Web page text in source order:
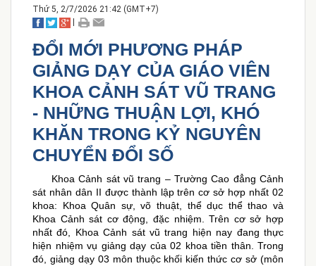
Thứ 5, 2/7/2026 21:42 (GMT+7)
ĐỔI MỚI PHƯƠNG PHÁP
GIẢNG DẠY CỦA GIÁO VIÊN
KHOA CẢNH SÁT VŨ TRANG
- NHỮNG THUẬN LỢI, KHÓ
KHĂN TRONG KỶ NGUYÊN
CHUYỂN ĐỔI SỐ
Khoa Cảnh sát vũ trang – Trường Cao đẳng Cảnh
sát nhân dân II được thành lập trên cơ sở hợp nhất 02
khoa: Khoa Quân sự, võ thuật, thể dục thể thao và
Khoa Cảnh sát cơ động, đặc nhiệm. Trên cơ sở hợp
nhất đó, Khoa Cảnh sát vũ trang hiện nay đang thực
hiện nhiệm vụ giảng dạy của 02 khoa tiền thân. Trong
đó, giảng dạy 03 môn thuộc khối kiến thức cơ sở (môn